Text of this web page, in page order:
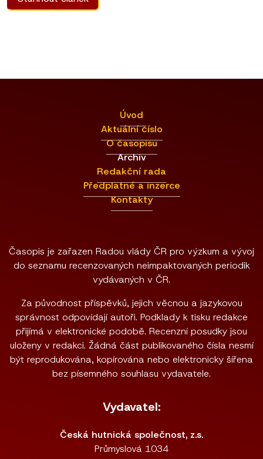
Úvod
Aktuální číslo
O časopisu
Archiv
Redakční rada
Předplatné a inzerce
Kontakty
Časopis je zařazen Radou vlády ČR pro výzkum a vývoj
do seznamu recenzovaných neimpaktovaných periodik
vydávaných v ČR.
Za původnost příspěvků, jejich věcnou a jazykovou
správnost odpovídají autoři. Podklady k tisku redakce
přijímá v elektronické podobě. Recenzní posudky jsou
uloženy v redakci. Žádná část publikovaného čísla nesmí
být reprodukována, kopírována nebo elektronicky šířena
bez písemného souhlasu vydavatele.
Vydavatel:
Česká hutnická společnost, z.s.
Průmyslová 1034